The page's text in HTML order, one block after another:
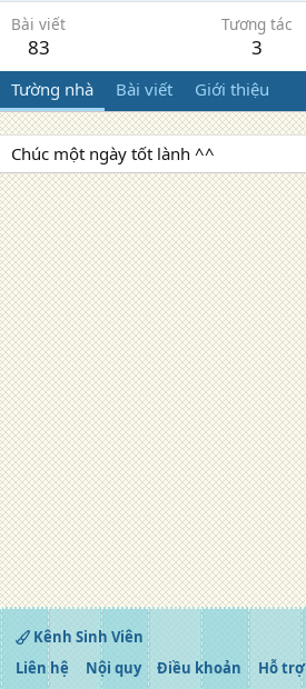
Bài viết
83
Tương tác
3
Tường nhà Bài viết Giới thiệu
Chúc một ngày tốt lành ^^
Kênh Sinh Viên
Liên hệ
Nội quy Điều khoản Hỗ trợ